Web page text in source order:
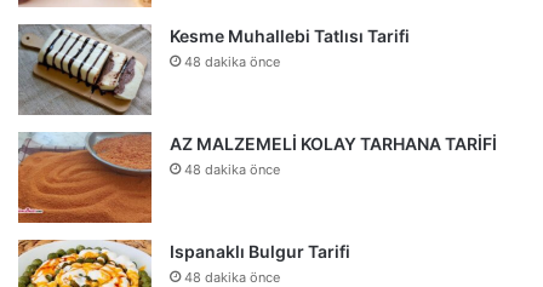
Kesme Muhallebi Tatlısı Tarifi
48 dakika önce
AZ MALZEMELİ KOLAY TARHANA TARİFİ
48 dakika önce
Ispanaklı Bulgur Tarifi
48 dakika önce